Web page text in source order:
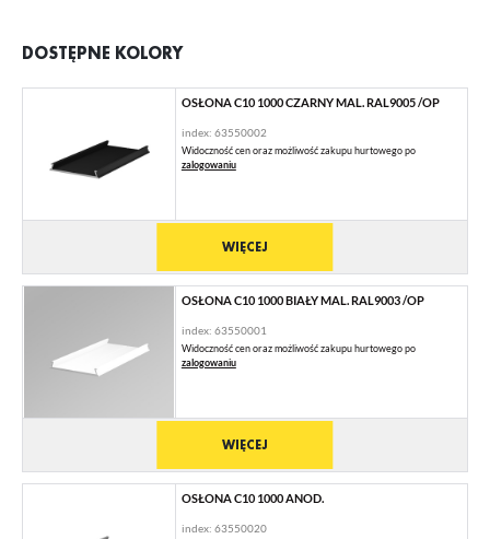
DOSTĘPNE KOLORY
OSŁONA C10 1000 CZARNY MAL. RAL9005 /OP
index: 63550002
Widoczność cen oraz możliwość zakupu hurtowego po
zalogowaniu
WIĘCEJ
OSŁONA C10 1000 BIAŁY MAL. RAL9003 /OP
index: 63550001
Widoczność cen oraz możliwość zakupu hurtowego po
zalogowaniu
WIĘCEJ
OSŁONA C10 1000 ANOD.
index: 63550020